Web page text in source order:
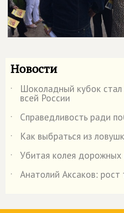
Новости
˙ Шоколадный кубок
всей России
˙
Справедливость ради
˙
Как выбраться из
˙
Убитая колея дорожных
˙
Анатолий Аксаков: рост